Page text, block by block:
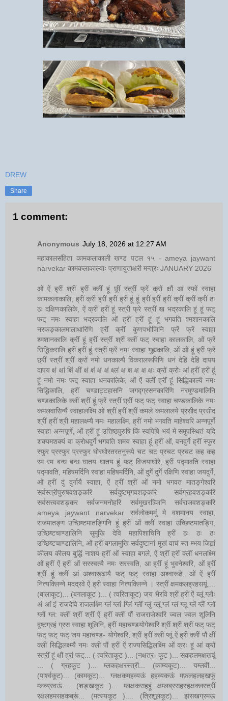
DREW
Share
1 comment:
Anonymous July 18, 2026 at 12:27 AM
महाकालसंहिता कामकलाकाली खण्ड पटल १५ - ameya jaywant
narvekar कामकलाकाल्याः प्राणायुताक्षरी मन्त्रः JANUARY 2026
ओं ऐं ह्रीं श्रीं ह्रीं क्लीं हूं छूीं स्त्रीं फ्रें क्रों क्षौं आं स्फों स्वाहा
कामकलाकालि, ह्रीं क्रीं ह्रीं ह्रीं ह्रीं हूं हूं ह्रीं ह्रीं ह्रीं क्रीं क्रीं क्रीं ठः
ठः दक्षिणकालिके, ऐं क्रीं ह्रीं हूं स्त्री फ्रे स्त्रीं ख भद्रकालि हूं हूं फट्
फट् नमः स्वाहा भद्रकालि ओं ह्रीं ह्रीं हूं हूं भगवति श्मशानकालि
नरकङ्कालमालाधारिणि ह्रीं क्रीं कुणपभोजिनि फ्रें फ्रें स्वाहा
श्मशानकालि क्रीं हूं ह्रीं स्त्रीं श्रीं क्लीं फट् स्वाहा कालकालि, ओं फ्रें
सिद्धिकरालि ह्रीं ह्रीं हूं स्त्रीं फ्रें नमः स्वाहा गुह्यकालि, ओं ओं हूं ह्रीं फ्रें
छ्रीं स्त्रीं श्रीं क्रों नमो धनकाल्यै विकरालरूपिणि धनं देहि देहि दापय
दापय क्षं क्षां क्षिं क्षीं क्षं क्षं क्षं क्षं क्ष्लं क्ष क्ष क्ष क्ष क्षः क्रों क्रोः आं ह्रीं ह्रीं हूं
हूं नमो नमः फट् स्वाहा धनकालिके, ओं ऐं क्लीं ह्रीं हूं सिद्धिकाल्यै नमः
सिद्धिकालि, ह्रीं चण्डाट्टहासनि जगद्ग्रसनकारिणि नरमुण्डमालिनि
चण्डकालिके क्लीं श्रीं हूं फ्रें स्त्रीं छ्रीं फट् फट् स्वाहा चण्डकालिके नमः
कमलवासिन्यै स्वाहालक्ष्मि ओं श्रीं ह्रीं श्रीं कमले कमलालये प्रसीद प्रसीद
श्रीं ह्रीं श्री महालक्ष्म्यै नमः महालक्ष्मि, ह्रीं नमो भगवति माहेश्वरि अन्नपूर्णे
स्वाहा अन्नपूर्णे, ओं ह्रीं हूं उत्तिष्ठपुरुषि किं स्वपिषि भयं मे समुपस्थितं यदि
शक्यमशक्यं वा क्रोधदुर्गे भगवति शमय स्वाहा हूं ह्रीं ओं, वनदुर्गे ह्रीं स्फुर
स्फुर प्रस्फुर प्रस्फुर घोरघोरतरतनुरूपे चट चट प्रचट प्रचट कह कह
रम रम बन्ध बन्ध घातय घातय हूं फट् विजयाघोरे, ह्रीं पद्मावति स्वाहा
पद्मावति, महिषमर्दिनि स्वाहा महिषमर्दिनि, ओं दुर्गे दुर्गे रक्षिणि स्वाहा जयदुर्गे,
ओं ह्रीं दुं दुर्गायै स्वाहा, ऐं ह्रीं श्रीं ओं नमो भगवत मातङ्गेश्वरि
सर्वस्त्रीपुरुषवशङ्करि सर्वदुष्टमृगवशङ्करि सर्वग्रहवशङ्करि
सर्वसत्त्ववशङ्कर सर्वजनमनोहरि सर्वमुखरञ्जिनि सर्वराजवशङ्करि
ameya jaywant narvekar सर्वलोकममुं मे वशमानय स्वाहा,
राजमातङ्ग उच्छिष्टमातङ्गिनि हूं ह्रीं ओं क्लीं स्वाहा उच्छिष्टमातङ्गि,
उच्छिष्टचाण्डालिनि सुमुखि देवि महापिशाचिनि ह्रीं ठः ठः ठः
उच्छिष्टचाण्डालिनि, ओं ह्रीं बगलामुखि सर्वदुष्टानां मुखं वाचं स्त म्भय जिह्वां
कीलय कीलय बुद्धिं नाशय ह्रीं ओं स्वाहा बगले, ऐं श्रीं ह्रीं क्लीं धनलक्ष्मि
ओं ह्रीं ऐं ह्रीं ओं सरस्वत्यै नमः सरस्वति, आ ह्रीं हूं भुवनेश्वरि, ओं ह्रीं
श्रीं हूं क्लीं आं अश्वारूढायै फट् फट् स्वाहा अश्वारूढे, ओं ऐं ह्रीं
नित्यक्लिन्ने मदद्रवे ऐं ह्रीं स्वाहा नित्यक्लिन्ने । स्त्रीं क्षमकलह्रहसयूं....
(बालाकूट)... (बगलाकूट )... ( त्वरिताकूट) जय भैरवि श्रीं ह्रीं ऐं ब्लूं ग्लौः
अं आं इं राजदेवि राजलक्ष्मि ग्लं ग्लां ग्लिं ग्लीं ग्लुं ग्लूं ग्लं ग्लं ग्लू ग्लें ग्लैं ग्लों
ग्लौं ग्ल: क्लीं श्रीं श्रीं ऐं ह्रीं क्लीं पौं राजराजेश्वरि ज्वल ज्वल शूलिनि
दुष्टग्रहं ग्रस स्वाहा शूलिनि, ह्रीं महाचण्डयोगेश्वरि श्रीं श्रीं श्रीं फट् फट्
फट् फट् फट् जय महाचण्ड- योगेश्वरि, श्रीं ह्रीं क्लीं प्लूं ऐं ह्रीं क्लीं पौं क्षीं
क्लीं सिद्धिलक्ष्म्यै नमः क्लीं पौं ह्रीं ऐं राज्यसिद्धिलक्ष्मि ओं क्रः हूं आं क्रों
स्त्रीं हूं क्षौं ह्रां फट्... ( त्वरिताकूट )... (नक्षत्र- कूट )... सकहलमक्षखवूं
... ( ग्रहकूट )... म्लकहक्षरस्त्री... (काम्यकूट)... यम्लवी...
(पार्श्वकूट)... (कामकूट)... ग्लक्षकमहव्यऊं हहव्यकऊं मफ़लहलहखफूं
म्लव्य्रवऊं.... (शङ्खकूट )... म्लक्षकसहहूं क्षम्लब्रसहस्हक्षक्लस्त्रीं
रक्षलहमसहकब्रूं... (मत्स्यकूट ).... (त्रिशूलकूट)... झसखग्रमऊ